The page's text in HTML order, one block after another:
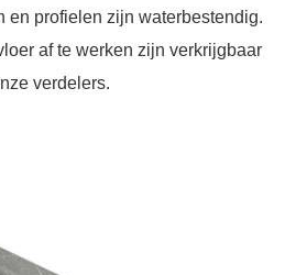
en profielen zijn waterbestendig.
af te werken zijn verkrijgbaar
verdelers.